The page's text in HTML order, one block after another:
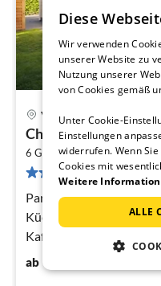
Voorthuizen
Chalet in
6 Gäste19 m22Schlafzimmer
35
Parterre:
Küche(Wasserkocher,
Kaffeemaschine(pads),
Spülmaschine, Kühl-/
ab
Diese
Wir verwenden
unserer Website zu
Nutzung unserer
von Cookies gemäß
Unter Cookie-
Einstellungen
widerrufen. Wenn
Cookies mit
Weitere
ALLE